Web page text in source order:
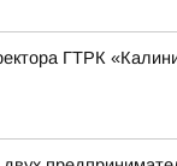
ГТРК